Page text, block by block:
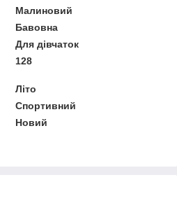
Малиновий
Бавовна
Для дівчаток
128
Літо
Спортивний
Новий